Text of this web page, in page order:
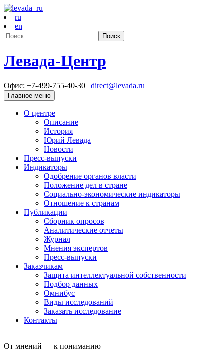
ru
en
Найти:
Левада-Центр
Офис: +7-499-755-40-30 | direct@levada.ru
Главное меню
О центре
Описание
История
Юрий Левада
Новости
Пресс-выпуски
Индикаторы
Одобрение органов власти
Положение дел в стране
Социально-экономические индикаторы
Отношение к странам
Публикации
Сборник опросов
Аналитические отчеты
Журнал
Мнения экспертов
Пресс-выпуски
Заказчикам
Защита интеллектуальной собственности
Подбор данных
Омнибус
Виды исследований
Заказать исследование
Контакты
От мнений — к пониманию